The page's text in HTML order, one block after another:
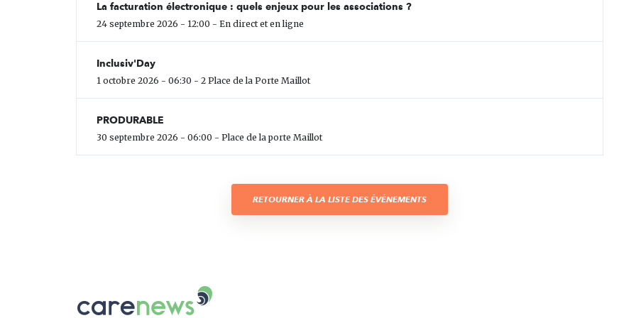
La facturation électronique : quels enjeux pour les associations ?
24 septembre 2026 - 12:00 - En direct et en ligne
Inclusiv'Day
1 octobre 2026 - 06:30 - 2 Place de la Porte Maillot
PRODURABLE
30 septembre 2026 - 06:00 - Place de la porte Maillot
RETOURNER À LA LISTE DES ÉVÈNEMENTS
Le